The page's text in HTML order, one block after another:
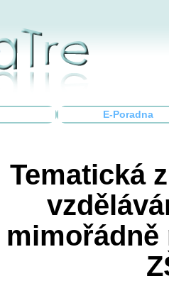
E-Poradna
Tematická
mimořádně